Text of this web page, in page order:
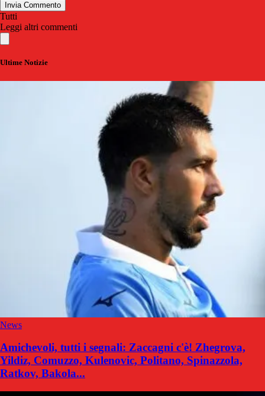
Invia Commento
Tutti
Leggi altri commenti
Ultime Notizie
News
Amichevoli, tutti i segnali: Zaccagni c'è! Zhegrova,
Yildiz, Comuzzo, Kulenovic, Politano, Spinazzola,
Ratkov, Bakola...